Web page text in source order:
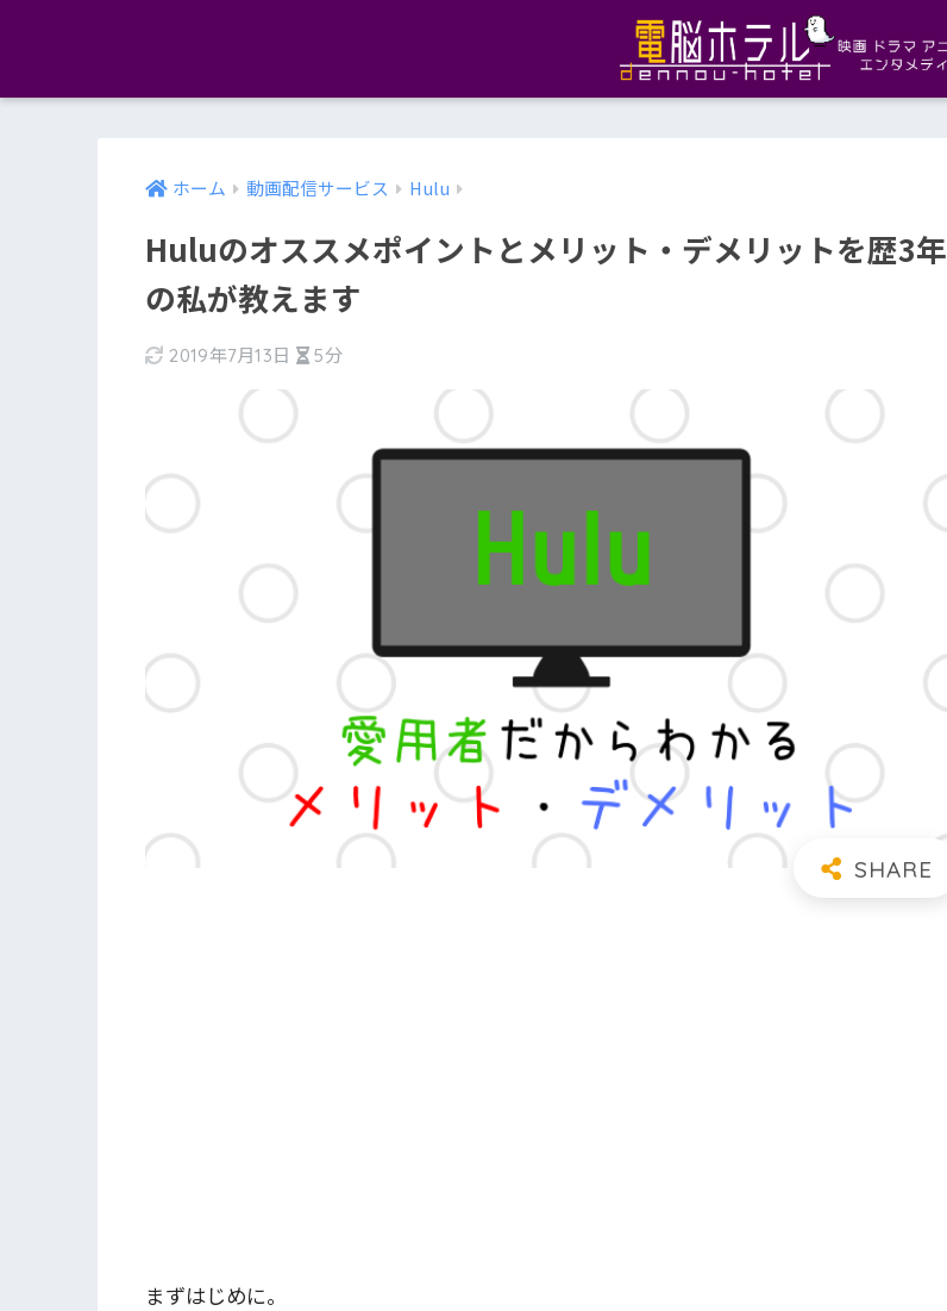
ホーム 動画配信サービス Hulu
Huluのオススメポイントとメリット・デメリットを歴3年
の私が教えます
2019年7月13日 5分
まずはじめに。